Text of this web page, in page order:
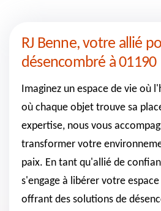
RJ Benne, votre allié
désencombré à 01190
Imaginez un espace de vie où
où chaque objet trouve sa
expertise, nous vous
transformer votre
paix. En tant qu'allié de
s'engage à libérer votre
offrant des solutions de